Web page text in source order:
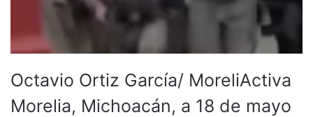
Octavio Ortiz García/ MoreliActiva
Morelia, Michoacán, a 18 de mayo